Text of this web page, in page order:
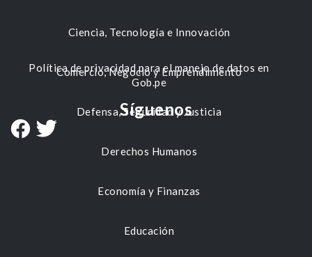
Ciencia, Tecnología e Innovación
Comercio, Negocio y Emprendimiento
Defensa, Seguridad y Justicia
Derechos Humanos
Economía y Finanzas
Educación
Política de privacidad para el manejo de datos en
Gob.pe
Síguenos